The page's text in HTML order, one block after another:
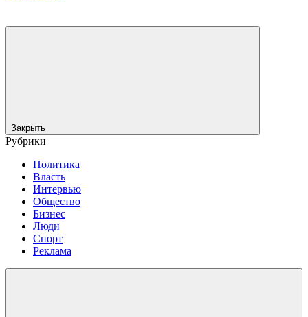
Закрыть
Рубрики
Политика
Власть
Интервью
Общество
Бизнес
Люди
Спорт
Реклама